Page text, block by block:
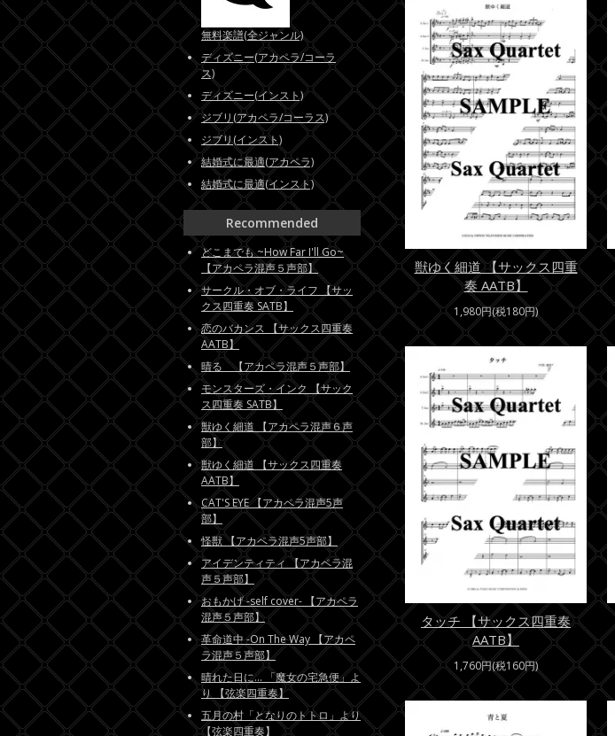
獣ゆく細道 【サックス四重
奏 AATB】
1,980円(税180円)
タッチ 【サックス四重奏
AATB】
1,760円(税160円)
無料楽譜(全ジャンル)
ディズニー(アカペラ/コーラ
ス)
ディズニー(インスト)
ジブリ(アカペラ/コーラス)
ジブリ(インスト)
結婚式に最適(アカペラ)
結婚式に最適(インスト)
Recommended
どこまでも ~How Far I'll Go~
【アカペラ混声５声部】
サークル・オブ・ライフ 【サッ
クス四重奏 SATB】
恋のバカンス 【サックス四重奏
AATB】
晴る 【アカペラ混声５声部】
モンスターズ・インク 【サック
ス四重奏 SATB】
獣ゆく細道 【アカペラ混声６声
部】
獣ゆく細道 【サックス四重奏
AATB】
CAT'S EYE 【アカペラ混声5声
部】
怪獣 【アカペラ混声5声部】
アイデンティティ 【アカペラ混
声５声部】
おもかげ -self cover- 【アカペラ
混声５声部】
革命道中 -On The Way 【アカペ
ラ混声５声部】
晴れた日に... 「魔女の宅急便」よ
り 【弦楽四重奏】
五月の村「となりのトトロ」より
【弦楽四重奏】